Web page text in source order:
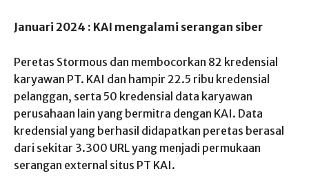
Januari 2024 : KAI mengalami serangan siber
Peretas Stormous dan membocorkan 82 kredensial
karyawan PT. KAI dan hampir 22.5 ribu kredensial
pelanggan, serta 50 kredensial data karyawan
perusahaan lain yang bermitra dengan KAI. Data
kredensial yang berhasil didapatkan peretas berasal
dari sekitar 3.300 URL yang menjadi permukaan
serangan external situs PT KAI.